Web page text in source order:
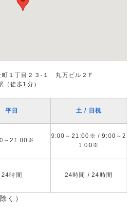
町１丁目２３-１ 丸万ビル２Ｆ
（徒歩1分）
平日 土 / 日祝
～21:00※
9:00～21:00※ / 9:00～2
1:00※
24時間 24時間 / 24時間
く）